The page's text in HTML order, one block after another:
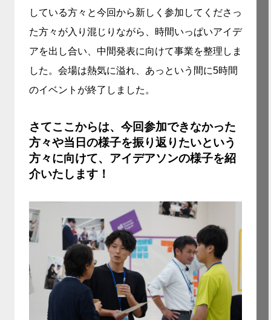
している方々と今回から新しく参加してくださっ
た方々が入り混じりながら、時間いっぱいアイデ
アを出し合い、中間発表に向けて事業を整理しま
した。会場は熱気に溢れ、あっという間に5時間
のイベントが終了しました。
さてここからは、今回参加できなかった
方々や当日の様子を振り返りたいという
方々に向けて、アイデアソンの様子を紹
介いたします！